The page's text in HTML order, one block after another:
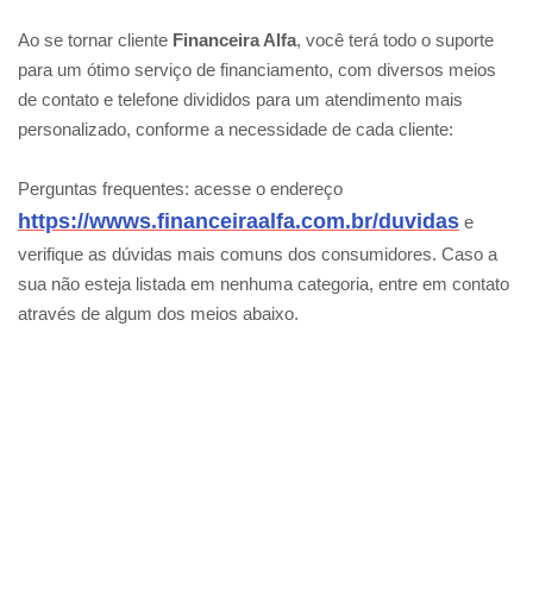
Ao se tornar cliente Financeira Alfa, você terá todo o suporte
para um ótimo serviço de financiamento, com diversos meios
de contato e telefone divididos para um atendimento mais
personalizado, conforme a necessidade de cada cliente:
Perguntas frequentes: acesse o endereço
https://wwws.financeiraalfa.com.br/duvidas e
verifique as dúvidas mais comuns dos consumidores. Caso a
sua não esteja listada em nenhuma categoria, entre em contato
através de algum dos meios abaixo.